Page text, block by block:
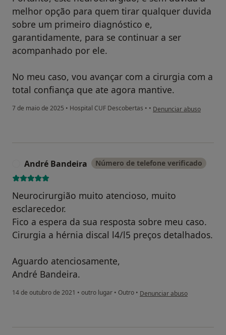
melhor opção para quem tirar qualquer duvida
sobre um primeiro diagnóstico e,
garantidamente, para se continuar a ser
acompanhado por ele.
No meu caso, vou avançar com a cirurgia com a
total confiança que ate agora mantive.
7 de maio de 2025 • Hospital CUF Descobertas • • na opinião do utilizador
Denunciar abuso
André Bandeira Número de telefone verificado
Neurocirurgião muito atencioso, muito
esclarecedor.
Fico a espera da sua resposta sobre meu caso.
Cirurgia a hérnia discal l4/l5 preços detalhados.
Aguardo atenciosamente,
André Bandeira.
14 de outubro de 2021 • outro lugar • Outro • na opinião do utilizador André
Denunciar abuso